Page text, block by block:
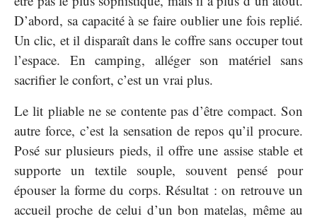
D’abord, sa capacité à se faire oublier une fois replié.
Un clic, et il disparaît dans le coffre sans occuper tout
l’espace. En camping, alléger son matériel sans
sacrifier le confort, c’est un vrai plus.
Le lit pliable ne se contente pas d’être compact. Son
autre force, c’est la sensation de repos qu’il procure.
Posé sur plusieurs pieds, il offre une assise stable et
supporte un textile souple, souvent pensé pour
épouser la forme du corps. Résultat : on retrouve un
accueil proche de celui d’un bon matelas, même au